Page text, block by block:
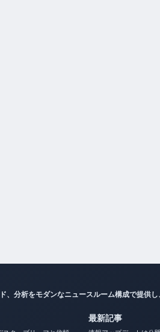
、分析をモダンなニュースルーム構成で提供し
ク・ブリーフと信頼
速報アップデートは公